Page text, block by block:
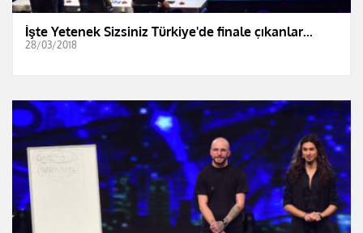
İşte Yetenek Sizsiniz Türkiye'de finale çıkanlar...
28/03/2018